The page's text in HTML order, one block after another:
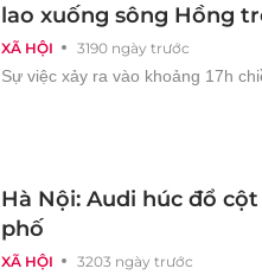
XÃ HỘI 3190 ngày trước
lao xuống sông Hồng
Sự việc xảy ra vào khoảng 17h
XÃ HỘI 3203 ngày trước
Hà Nội: Audi húc đổ
phố